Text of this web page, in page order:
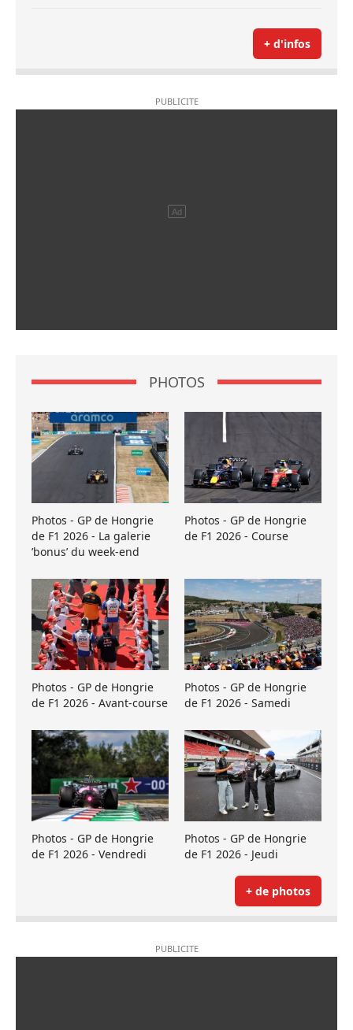
+ d'infos
PHOTOS
Photos - GP de Hongrie
de F1 2026 - La galerie
’bonus’ du week-end
Photos - GP de Hongrie
de F1 2026 - Course
Photos - GP de Hongrie
de F1 2026 - Avant-course
Photos - GP de Hongrie
de F1 2026 - Samedi
Photos - GP de Hongrie
de F1 2026 - Vendredi
Photos - GP de Hongrie
de F1 2026 - Jeudi
+ de photos